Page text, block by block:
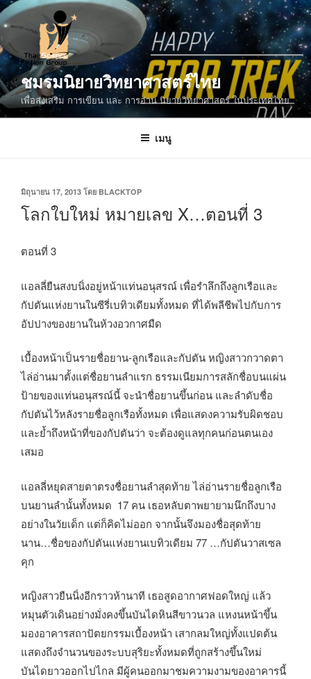
ข้าม
ไป
ยัง
บทความ
ชมรมนิยายวิทยาศาสตร์ไทย
เพื่อส่งเสริม การเขียน และ การอ่าน นิยายวิทยาศาสตร์ ในประเทศไทย
เมนู
เขียน
วัน
มิถุนายน 17, 2013 โดย BLACKTOP
โลกใบใหม่ หมายเลข X…ตอนที่ 3
ตอนที่ 3
แอลลี่ยืนสงบนิ่งอยู่หน้าแท่นอนุสรณ์ เพื่อรำลึกถึงลูกเรือและ
กัปตันแห่งยานในซีรี่เบทิวเดียมทั้งหมด ที่ได้พลีชีพไปกับการ
อัปปางของยานในห้วงอวกาศมืด
เบื้องหน้าเป็นรายชื่อยาน-ลูกเรือและกัปตัน หญิงสาวกวาดตา
ไล่อ่านมาตั้งแต่ชื่อยานลำแรก ธรรมเนียมการสลักชื่อบนแผ่น
ป้ายของแท่นอนุสรณ์นี้ จะนำชื่อยานขึ้นก่อน และลำดับชื่อ
กัปตันไว้หลังรายชื่อลูกเรือทั้งหมด เพื่อแสดงความรับผิดชอบ
และย้ำถึงหน้าที่ของกัปตันว่า จะต้องดูแลทุกคนก่อนตนเอง
เสมอ
แอลลี่หยุดสายตาตรงชื่อยานลำสุดท้าย ไล่อ่านรายชื่อลูกเรือ
บนยานลำนั้นทั้งหมด 17 คน เธอหลับตาพยายามนึกถึงบาง
อย่างในวัยเด็ก แต่ก็คิดไม่ออก จากนั้นจึงมองชื่อสุดท้าย
นาน…ชื่อของกัปตันแห่งยานเบทิวเดียม 77 …กัปตันวาสเซล
คุก
หญิงสาวยืนนิ่งอีกราวห้านาที เธอสูดอากาศฟอดใหญ่ แล้ว
หมุนตัวเดินอย่างมั่งคงขึ้นบันไดหินสีขาวนวล แหงนหน้าขึ้น
มองอาคารสถาปัตยกรรมเบื้องหน้า เสากลมใหญ่ทั้งแปดต้น
แสดงถึงจำนวนของระบบสุริยะทั้งหมดที่ถูกสร้างขึ้นใหม่
บันไดยาวออกไปไกล มีผู้คนออกมาชมความงามของอาคารนี้